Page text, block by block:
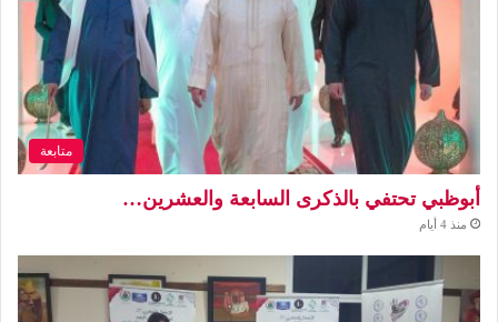
متابعة
أبوظبي تحتفي بالذكرى السابعة والعشرين…
منذ 4 أيام